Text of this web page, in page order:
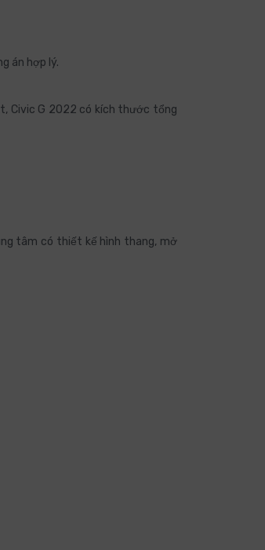
án hợp lý.
Civic G 2022 có kích thước tổng
tâm có thiết kế hình thang, mở